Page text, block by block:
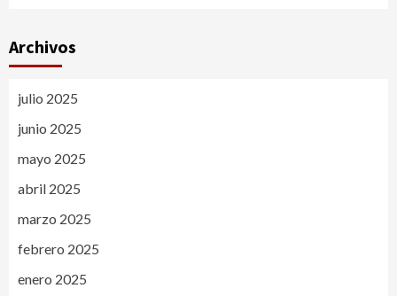
Archivos
julio 2025
junio 2025
mayo 2025
abril 2025
marzo 2025
febrero 2025
enero 2025